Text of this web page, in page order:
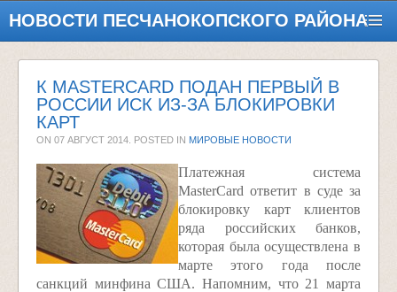
НОВОСТИ ПЕСЧАНОКОПСКОГО РАЙОНА
К MASTERCARD ПОДАН ПЕРВЫЙ В
РОССИИ ИСК ИЗ-ЗА БЛОКИРОВКИ
КАРТ
ON 07 АВГУСТ 2014 . POSTED IN МИРОВЫЕ НОВОСТИ
Платежная система
MasterCard ответит в суде за
блокировку карт клиентов
ряда российских банков,
которая была осуществлена в
марте этого года после
санкций минфина США. Напомним, что 21 марта